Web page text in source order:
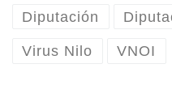
Diputación
Virus Nilo VNOI